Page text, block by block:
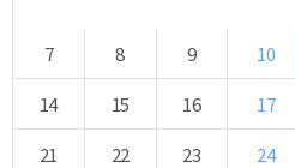
7
8 9 10
14
15 16 17
21
22 23 24